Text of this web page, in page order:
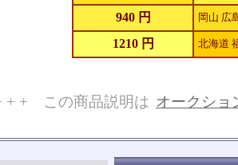
940 円 岡山 広
1210 円 北海道
+ + この商品説明は オークショ